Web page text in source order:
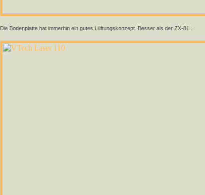
Die Bodenplatte hat immerhin ein gutes Lüftungskonzept. Besser als der ZX-81...